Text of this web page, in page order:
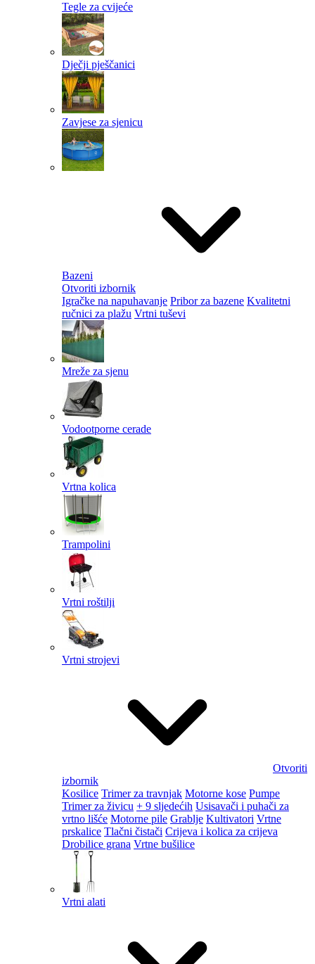
Tegle za cvijeće
Dječji pješčanici
Zavjese za sjenicu
Bazeni
Otvoriti izbornik
Igračke na napuhavanje Pribor za bazene Kvalitetni
ručnici za plažu Vrtni tuševi
Mreže za sjenu
Vodootporne cerade
Vrtna kolica
Trampolini
Vrtni roštilji
Vrtni strojevi
Otvoriti
izbornik
Kosilice Trimer za travnjak Motorne kose Pumpe
Trimer za živicu + 9 sljedećih Usisavači i puhači za
vrtno lišće Motorne pile Grablje Kultivatori Vrtne
prskalice Tlačni čistači Crijeva i kolica za crijeva
Drobilice grana Vrtne bušilice
Vrtni alati